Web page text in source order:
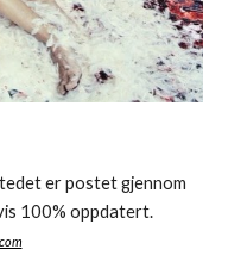
er postet gjennom
100% oppdatert.